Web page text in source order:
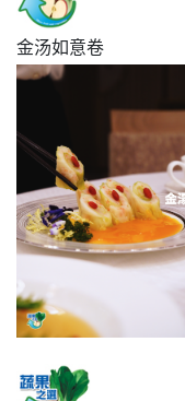
金汤如意卷